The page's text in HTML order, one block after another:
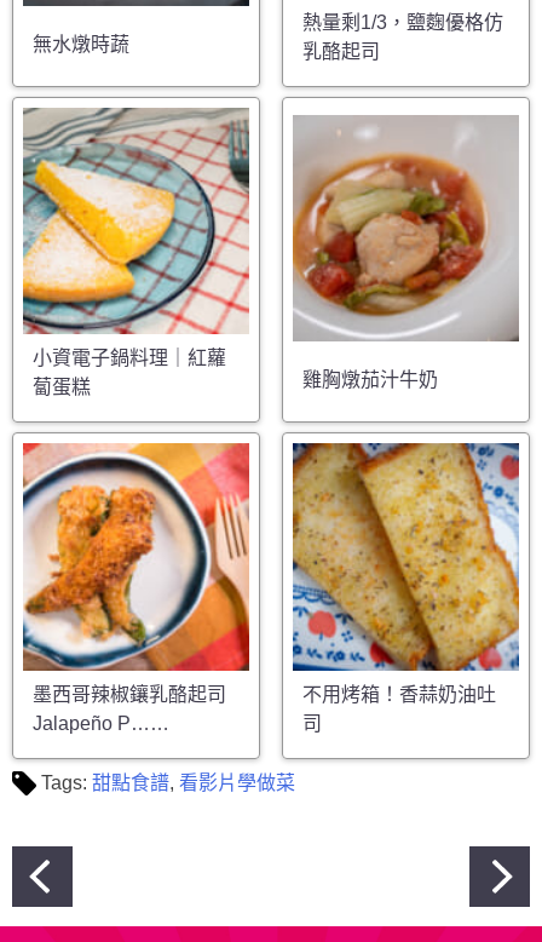
無水燉時蔬
熱量剩1/3，鹽麴優格仿
乳酪起司
小資電子鍋料理｜紅蘿
蔔蛋糕
雞胸燉茄汁牛奶
墨西哥辣椒鑲乳酪起司
Jalapeño P……
不用烤箱！香蒜奶油吐
司
Tags: 甜點食譜, 看影片學做菜
文
章